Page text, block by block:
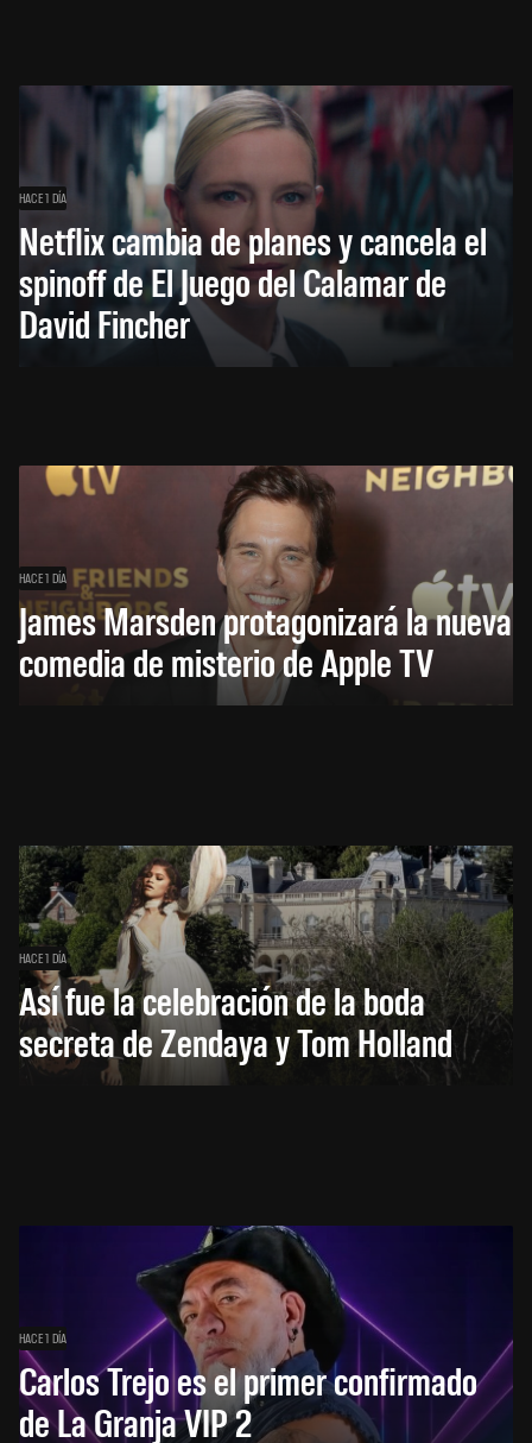
HACE 1 DÍA
Netflix cambia de planes y cancela el
spinoff de El Juego del Calamar de
David Fincher
HACE 1 DÍA
James Marsden protagonizará la nueva
comedia de misterio de Apple TV
HACE 1 DÍA
Así fue la celebración de la boda
secreta de Zendaya y Tom Holland
HACE 1 DÍA
Carlos Trejo es el primer confirmado
de La Granja VIP 2